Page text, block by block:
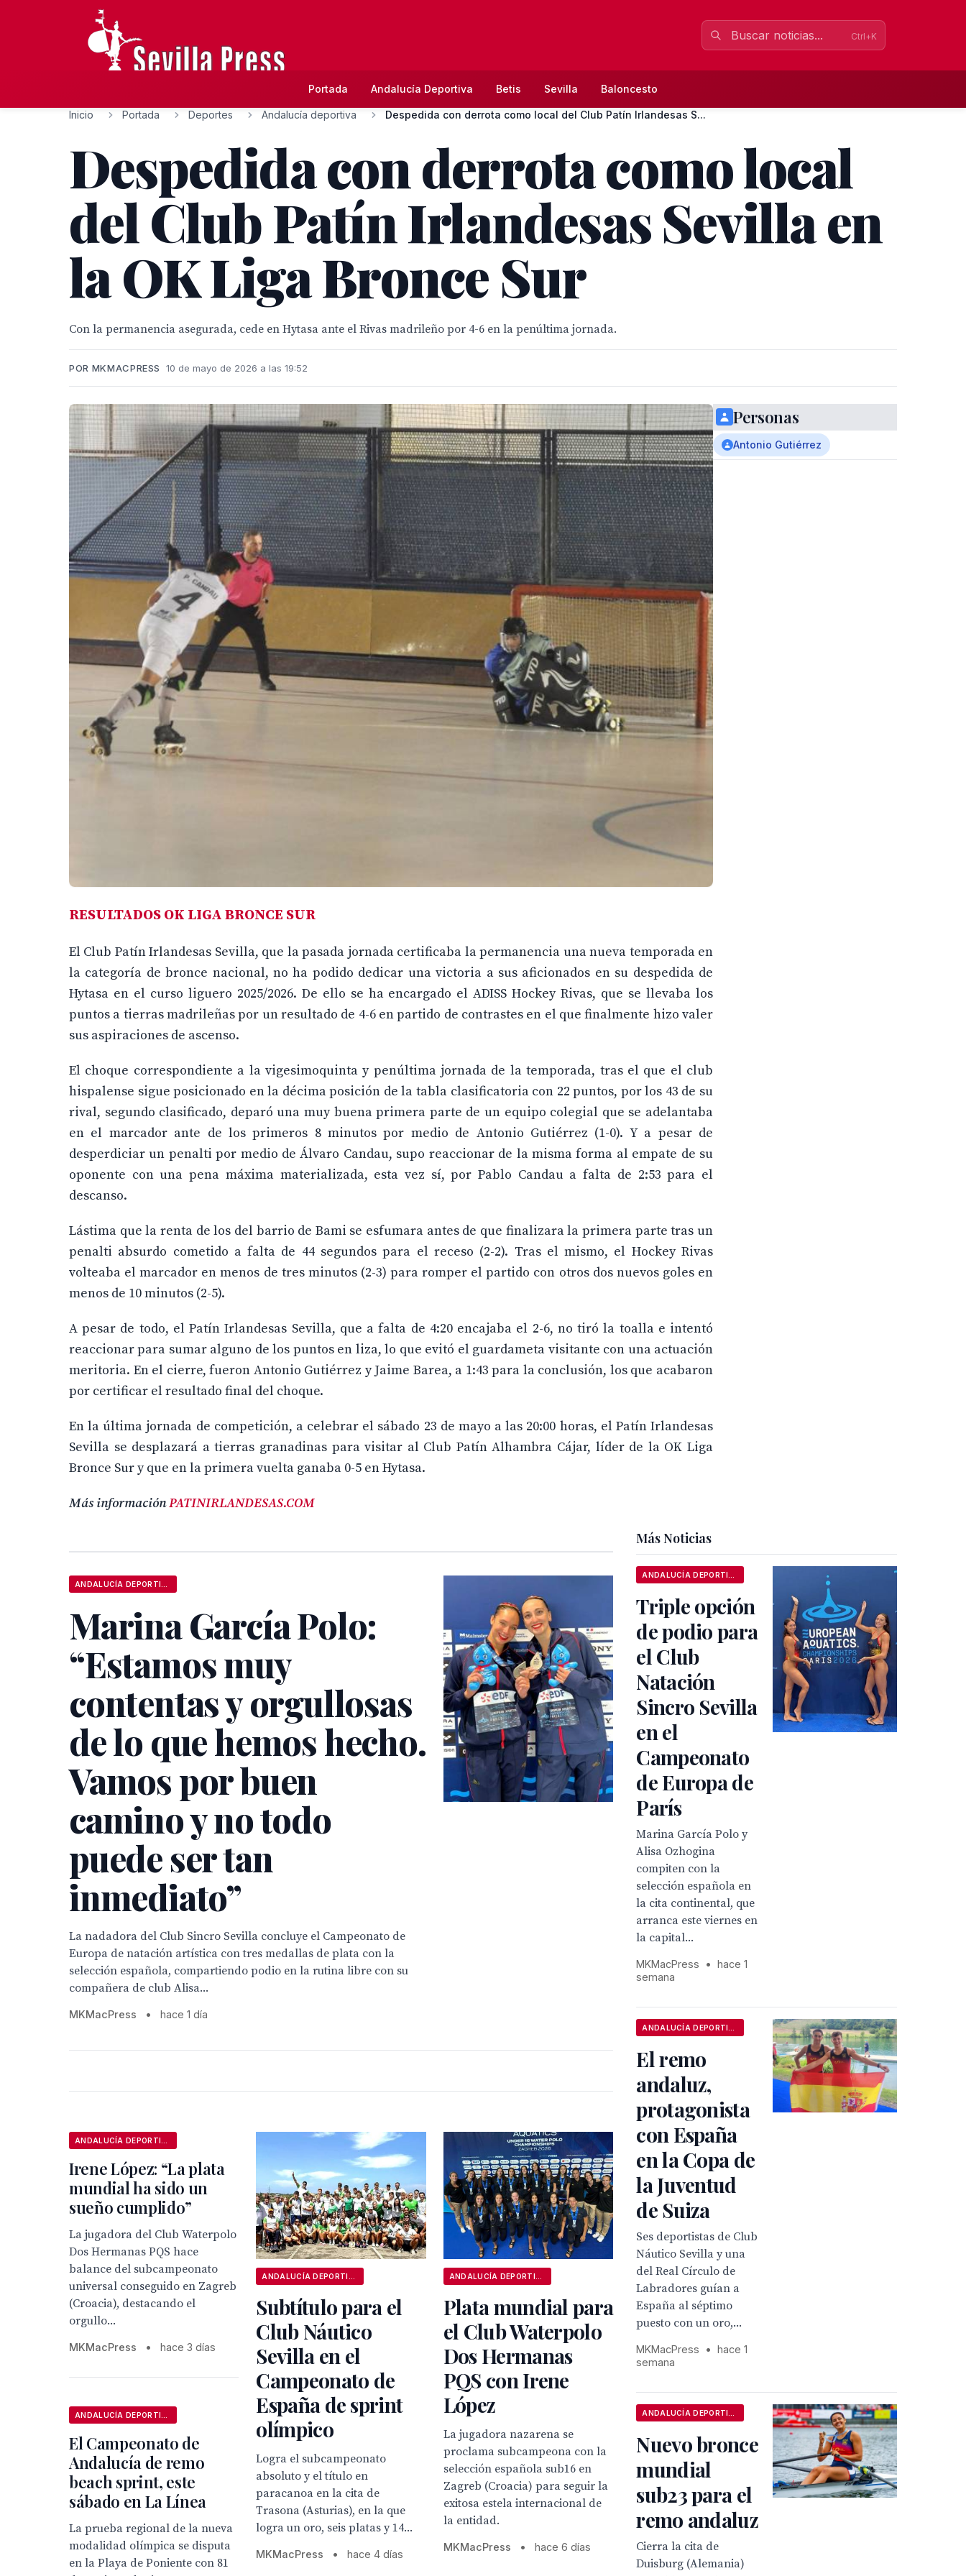
Ctrl+K
Portada Andalucía Deportiva Betis Sevilla Baloncesto
Inicio Portada Deportes Andalucía deportiva Despedida con derrota como local del Club Patín Irlandesas S...
Despedida con derrota como local
del Club Patín Irlandesas Sevilla en
la OK Liga Bronce Sur
Con la permanencia asegurada, cede en Hytasa ante el Rivas madrileño por 4-6 en la penúltima jornada.
POR MKMACPRESS 10 de mayo de 2026 a las 19:52
RESULTADOS OK LIGA BRONCE SUR
El Club Patín Irlandesas Sevilla, que la pasada jornada certificaba la permanencia una nueva temporada en
la categoría de bronce nacional, no ha podido dedicar una victoria a sus aficionados en su despedida de
Hytasa en el curso liguero 2025/2026. De ello se ha encargado el ADISS Hockey Rivas, que se llevaba los
puntos a tierras madrileñas por un resultado de 4-6 en partido de contrastes en el que finalmente hizo valer
sus aspiraciones de ascenso.
El choque correspondiente a la vigesimoquinta y penúltima jornada de la temporada, tras el que el club
hispalense sigue posicionado en la décima posición de la tabla clasificatoria con 22 puntos, por los 43 de su
rival, segundo clasificado, deparó una muy buena primera parte de un equipo colegial que se adelantaba
en el marcador ante de los primeros 8 minutos por medio de Antonio Gutiérrez (1-0). Y a pesar de
desperdiciar un penalti por medio de Álvaro Candau, supo reaccionar de la misma forma al empate de su
oponente con una pena máxima materializada, esta vez sí, por Pablo Candau a falta de 2:53 para el
descanso.
Lástima que la renta de los del barrio de Bami se esfumara antes de que finalizara la primera parte tras un
penalti absurdo cometido a falta de 44 segundos para el receso (2-2). Tras el mismo, el Hockey Rivas
volteaba el marcador en menos de tres minutos (2-3) para romper el partido con otros dos nuevos goles en
menos de 10 minutos (2-5).
A pesar de todo, el Patín Irlandesas Sevilla, que a falta de 4:20 encajaba el 2-6, no tiró la toalla e intentó
reaccionar para sumar alguno de los puntos en liza, lo que evitó el guardameta visitante con una actuación
meritoria. En el cierre, fueron Antonio Gutiérrez y Jaime Barea, a 1:43 para la conclusión, los que acabaron
por certificar el resultado final del choque.
En la última jornada de competición, a celebrar el sábado 23 de mayo a las 20:00 horas, el Patín Irlandesas
Sevilla se desplazará a tierras granadinas para visitar al Club Patín Alhambra Cájar, líder de la OK Liga
Bronce Sur y que en la primera vuelta ganaba 0-5 en Hytasa.
Más informaciónPATINIRLANDESAS.COM
Personas
Antonio Gutiérrez
Marina García Polo:
“Estamos muy
contentas y orgullosas
de lo que hemos hecho.
Vamos por buen
camino y no todo
puede ser tan
inmediato”
La nadadora del Club Sincro Sevilla concluye el Campeonato de
Europa de natación artística con tres medallas de plata con la
selección española, compartiendo podio en la rutina libre con su
compañera de club Alisa...
MKMacPress • hace 1 día
Irene López: “La plata
mundial ha sido un
sueño cumplido”
La jugadora del Club Waterpolo
Dos Hermanas PQS hace
balance del subcampeonato
universal conseguido en Zagreb
(Croacia), destacando el
orgullo...
MKMacPress • hace 3 días
Subtítulo para el
Club Náutico
Sevilla en el
Campeonato de
España de sprint
olímpico
Logra el subcampeonato
absoluto y el título en
paracanoa en la cita de
Trasona (Asturias), en la que
logra un oro, seis platas y 14...
MKMacPress • hace 4 días
Plata mundial para
el Club Waterpolo
Dos Hermanas
PQS con Irene
López
La jugadora nazarena se
proclama subcampeona con la
selección española sub16 en
Zagreb (Croacia) para seguir la
exitosa estela internacional de
la entidad.
MKMacPress • hace 6 días
El Campeonato de
Andalucía de remo
beach sprint, este
sábado en La Línea
La prueba regional de la nueva
modalidad olímpica se disputa
en la Playa de Poniente con 81
Más Noticias
Triple opción
de podio para
el Club
Natación
Sincro Sevilla
en el
Campeonato
de Europa de
París
Marina García Polo y
Alisa Ozhogina
compiten con la
selección española en
la cita continental, que
arranca este viernes en
la capital...
MKMacPress •
hace 1
semana
El remo
andaluz,
protagonista
con España
en la Copa de
la Juventud
de Suiza
Ses deportistas de Club
Náutico Sevilla y una
del Real Círculo de
Labradores guían a
España al séptimo
puesto con un oro,...
MKMacPress •
hace 1
semana
Nuevo bronce
mundial
sub23 para el
remo andaluz
Cierra la cita de
Duisburg (Alemania)